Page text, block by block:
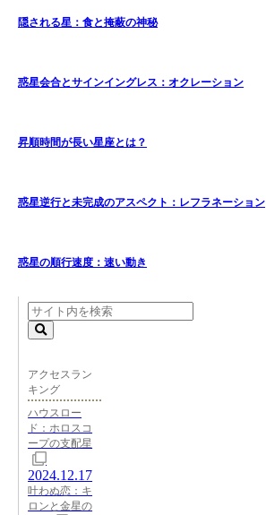
隠される星：食と掩蔽の神秘
惑星会合とサインイングレス：オクレーション
昇順時間が長い星座とは？
惑星逆行と未完成のアスペクト：レフラネーション
惑星の順行速度：速い動き
アクセスラン
キング
ハウスロー
ド：ホロスコ
ープの支配星
2024.12.17
叶わぬ恋：キ
ロンと金星の